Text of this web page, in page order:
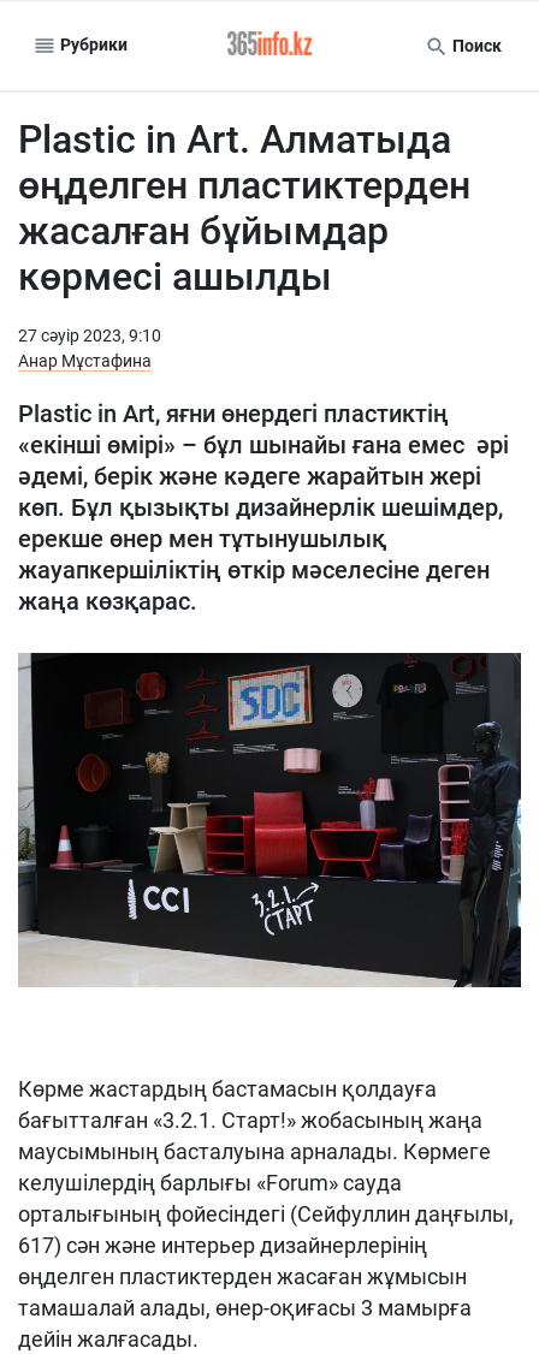
Рубрики Поиск
Plastic in Art. Алматыда
өңделген пластиктерден
жасалған бұйымдар
көрмесі ашылды
27 сәуiр 2023, 9:10
Анар Мұстафина
Plastic in Art, яғни өнердегі пластиктің
«екінші өмірі» – бұл шынайы ғана емес әрі
әдемі, берік және кәдеге жарайтын жері
көп. Бұл қызықты дизайнерлік шешімдер,
ерекше өнер мен тұтынушылық
жауапкершіліктің өткір мәселесіне деген
жаңа көзқарас.
Көрме жастардың бастамасын қолдауға
бағытталған «3.2.1. Старт!» жобасының жаңа
маусымының басталуына арналады. Көрмеге
келушілердің барлығы «Forum» сауда
орталығының фойесіндегі (Сейфуллин даңғылы,
617) сән және интерьер дизайнерлерінің
өңделген пластиктерден жасаған жұмысын
тамашалай алады, өнер-оқиғасы 3 мамырға
дейін жалғасады.